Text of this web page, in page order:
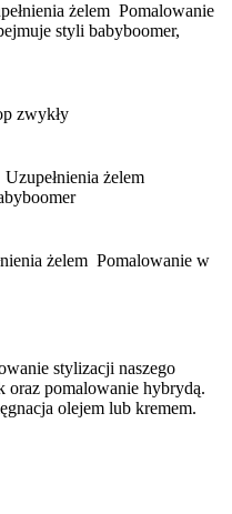
żelem Pomalowanie
styli babyboomer,
zwykły
żelem
żelem Pomalowanie w
stylizacji naszego
oraz pomalowanie hybrydą.
olejem lub kremem.